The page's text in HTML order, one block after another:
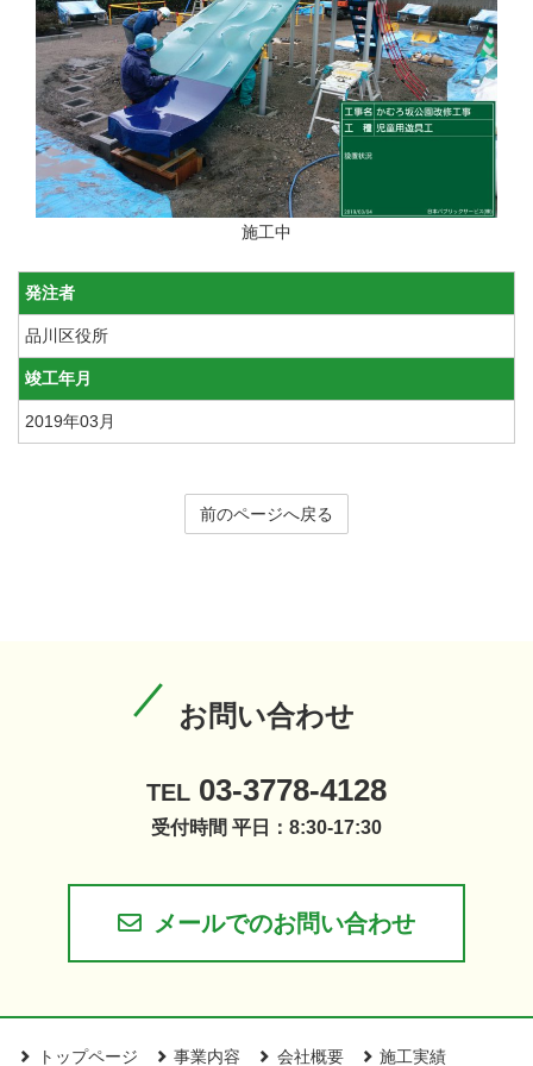
施工中
発注者
品川区役所
竣工年月
2019年03月
前のページへ戻る
お問い合わせ
TEL 03-3778-4128
受付時間 平日：8:30-17:30
メールでのお問い合わせ
トップページ 事業内容 会社概要 施工実績